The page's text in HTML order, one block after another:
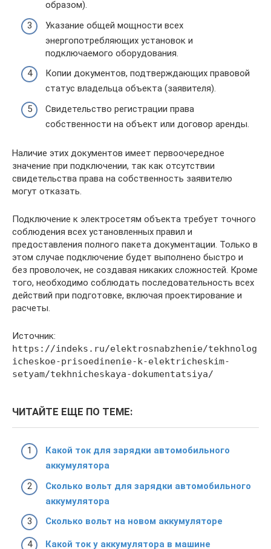
образом).
Указание общей мощности всех
энергопотребляющих установок и
подключаемого оборудования.
Копии документов, подтверждающих правовой
статус владельца объекта (заявителя).
Свидетельство регистрации права
собственности на объект или договор аренды.
Наличие этих документов имеет первоочередное
значение при подключении, так как отсутствии
свидетельства права на собственность заявителю
могут отказать.
Подключение к электросетям объекта требует точного
соблюдения всех установленных правил и
предоставления полного пакета документации. Только в
этом случае подключение будет выполнено быстро и
без проволочек, не создавая никаких сложностей. Кроме
того, необходимо соблюдать последовательность всех
действий при подготовке, включая проектирование и
расчеты.
Источник:
https://indeks.ru/elektrosnabzhenie/tekhnolog
icheskoe-prisoedinenie-k-elektricheskim-
setyam/tekhnicheskaya-dokumentatsiya/
ЧИТАЙТЕ ЕЩЕ ПО ТЕМЕ:
Какой ток для зарядки автомобильного
аккумулятора
Сколько вольт для зарядки автомобильного
аккумулятора
Сколько вольт на новом аккумуляторе
Какой ток у аккумулятора в машине